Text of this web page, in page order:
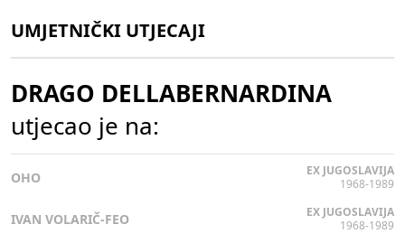
UMJETNIČKI UTJECAJI
DRAGO DELLABERNARDINA
utjecao je na:
OHO
EX JUGOSLAVIJA
1968-1989
IVAN VOLARIČ-FEO
EX JUGOSLAVIJA
1968-1989